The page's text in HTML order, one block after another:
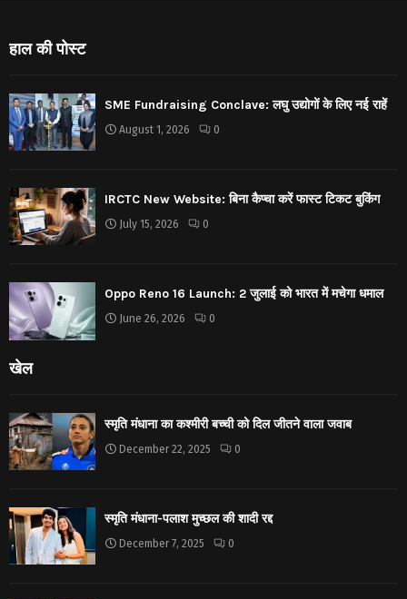
हाल की पोस्ट
SME Fundraising Conclave: लघु उद्योगों के लिए नई राहें
August 1, 2026 0
IRCTC New Website: बिना कैप्चा करें फास्ट टिकट बुकिंग
July 15, 2026 0
Oppo Reno 16 Launch: 2 जुलाई को भारत में मचेगा धमाल
June 26, 2026 0
खेल
स्मृति मंधाना का कश्मीरी बच्ची को दिल जीतने वाला जवाब
December 22, 2025 0
स्मृति मंधाना-पलाश मुच्छल की शादी रद्द
December 7, 2025 0